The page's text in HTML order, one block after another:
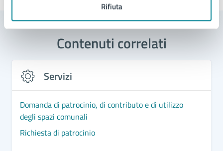
Rifiuta
Contenuti correlati
Servizi
Domanda di patrocinio, di contributo e di utilizzo
degli spazi comunali
Richiesta di patrocinio